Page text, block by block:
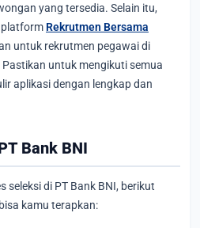
yang tersedia. Selain itu,
platform Rekrutmen Bersama
untuk rekrutmen pegawai di
untuk mengikuti semua
aplikasi dengan lengkap dan
Bank BNI
seleksi di PT Bank BNI, berikut
kamu terapkan: